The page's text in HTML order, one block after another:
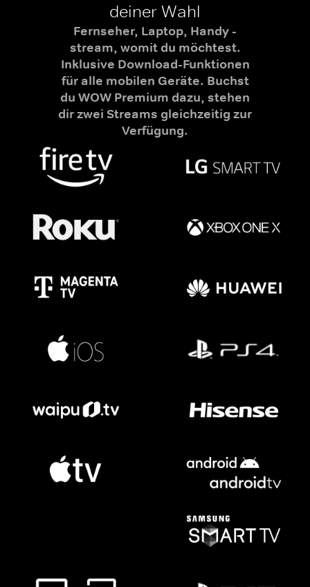
deiner Wahl
Fernseher, Laptop, Handy -
stream, womit du möchtest.
Inklusive Download-Funktionen
für alle mobilen Geräte. Buchst
du WOW Premium dazu, stehen
dir zwei Streams gleichzeitig zur
Verfügung.